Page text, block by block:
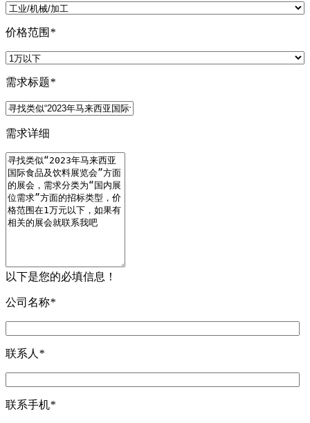
价格范围 *
需求标题*
需求详细
以下是您的必填信息！
公司名称*
联系人 *
联系手机*